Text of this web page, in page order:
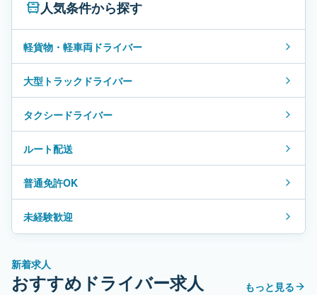
人気条件から探す
軽貨物・軽車両ドライバー
大型トラックドライバー
タクシードライバー
ルート配送
普通免許OK
未経験歓迎
新着求人
おすすめドライバー求人 もっと見る